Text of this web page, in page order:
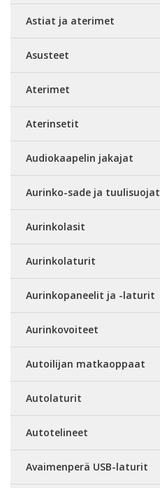
Astiat ja aterimet
Asusteet
Aterimet
Aterinsetit
Audiokaapelin jakajat
Aurinko-sade ja tuulisuojat
Aurinkolasit
Aurinkolaturit
Aurinkopaneelit ja -laturit
Aurinkovoiteet
Autoilijan matkaoppaat
Autolaturit
Autotelineet
Avaimenperä USB-laturit